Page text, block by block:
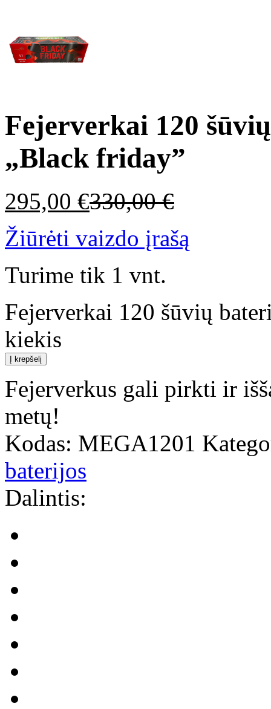
Fejerverkai 120
„Black friday”
295,00 €330,00€
Žiūrėti vaizdo įrašą
Turime tik 1 vnt.
Fejerverkai 120 šūvių
kiekis
Į krepšelį
Fejerverkus gali pirkti ir
metų!
Kodas: MEGA1201
baterijos
Dalintis: